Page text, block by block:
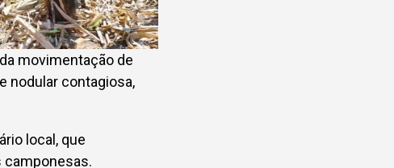
movimentação de
nodular contagiosa,
local, que
camponesas.